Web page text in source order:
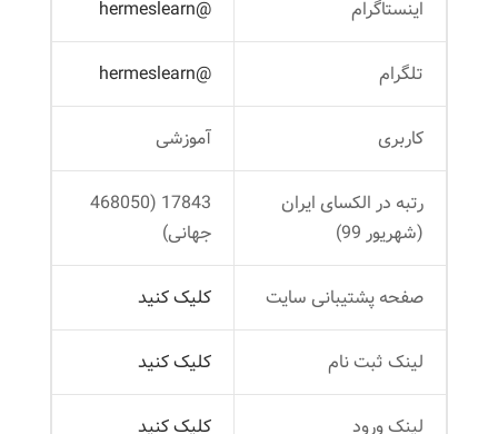
اینستاگرام @hermeslearn
تلگرام @hermeslearn
کاربری آموزشی
رتبه در الکسای ایران
(شهریور 99)
17843 (468050
جهانی)
صفحه پشتیبانی سایت کلیک کنید
لینک ثبت نام کلیک کنید
لینک ورود کلیک کنید